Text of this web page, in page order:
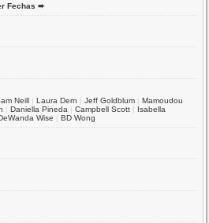
Fechas ➨
Neill |Laura Dern |Jeff Goldblum |Mamoudou
|Daniella Pineda |Campbell Scott | Isabella
Wise |BD Wong